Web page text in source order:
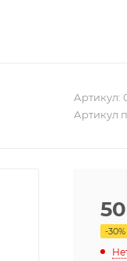
Артикул:
Артикул
-30%